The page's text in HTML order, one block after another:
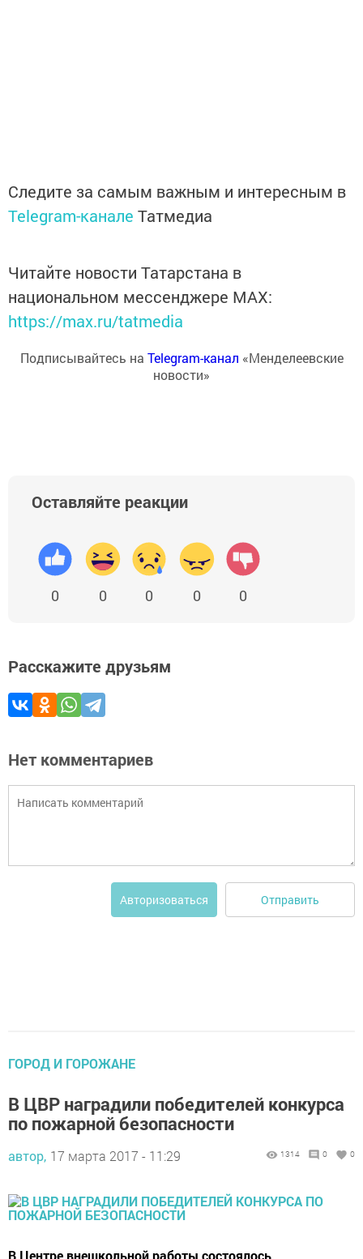
Следите за самым важным и интересным в
Telegram-канале Татмедиа
Читайте новости Татарстана в
национальном мессенджере MАХ:
https://max.ru/tatmedia
Подписывайтесь на Telegram-канал «Менделеевские
новости»
Оставляйте реакции
0 0 0 0 0
Расскажите друзьям
Нет комментариев
Авторизоваться Отправить
ГОРОД И ГОРОЖАНЕ
В ЦВР наградили победителей конкурса
по пожарной безопасности
автор, 17 марта 2017 - 11:29 1314 0 0
В Центре внешкольной работы состоялось